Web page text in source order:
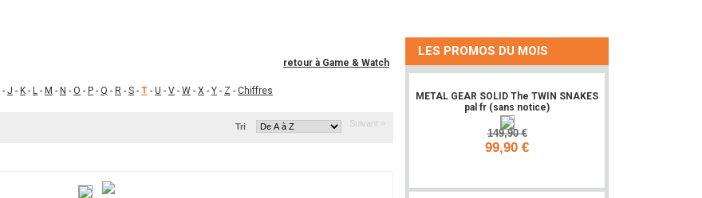
retour à Game & Watch
- J - K - L - M - N - O - P - Q - R - S - T - U - V - W - X - Y - Z - Chiffres
Suivant »
Tri
LES PROMOS DU MOIS
METAL GEAR SOLID The TWIN SNAKES
pal fr (sans notice)
149,90 €
99,90 €